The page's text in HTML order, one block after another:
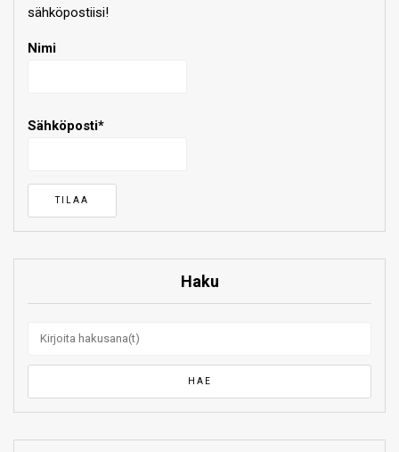
sähköpostiisi!
Nimi
Sähköposti*
Haku